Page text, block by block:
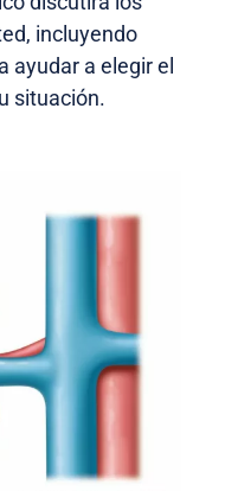
incluyendo
ayudar a elegir el
situación.